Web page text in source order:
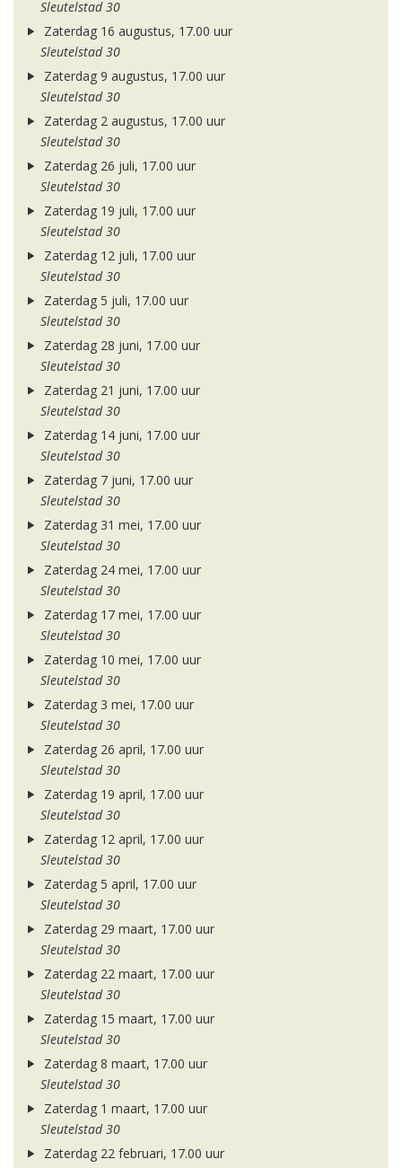
Sleutelstad 30
Zaterdag 16 augustus, 17.00 uur
Sleutelstad 30
Zaterdag 9 augustus, 17.00 uur
Sleutelstad 30
Zaterdag 2 augustus, 17.00 uur
Sleutelstad 30
Zaterdag 26 juli, 17.00 uur
Sleutelstad 30
Zaterdag 19 juli, 17.00 uur
Sleutelstad 30
Zaterdag 12 juli, 17.00 uur
Sleutelstad 30
Zaterdag 5 juli, 17.00 uur
Sleutelstad 30
Zaterdag 28 juni, 17.00 uur
Sleutelstad 30
Zaterdag 21 juni, 17.00 uur
Sleutelstad 30
Zaterdag 14 juni, 17.00 uur
Sleutelstad 30
Zaterdag 7 juni, 17.00 uur
Sleutelstad 30
Zaterdag 31 mei, 17.00 uur
Sleutelstad 30
Zaterdag 24 mei, 17.00 uur
Sleutelstad 30
Zaterdag 17 mei, 17.00 uur
Sleutelstad 30
Zaterdag 10 mei, 17.00 uur
Sleutelstad 30
Zaterdag 3 mei, 17.00 uur
Sleutelstad 30
Zaterdag 26 april, 17.00 uur
Sleutelstad 30
Zaterdag 19 april, 17.00 uur
Sleutelstad 30
Zaterdag 12 april, 17.00 uur
Sleutelstad 30
Zaterdag 5 april, 17.00 uur
Sleutelstad 30
Zaterdag 29 maart, 17.00 uur
Sleutelstad 30
Zaterdag 22 maart, 17.00 uur
Sleutelstad 30
Zaterdag 15 maart, 17.00 uur
Sleutelstad 30
Zaterdag 8 maart, 17.00 uur
Sleutelstad 30
Zaterdag 1 maart, 17.00 uur
Sleutelstad 30
Zaterdag 22 februari, 17.00 uur